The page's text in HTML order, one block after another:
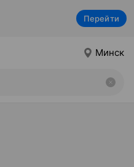
Перейти
Минск